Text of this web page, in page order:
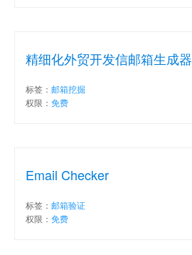
精细化外贸开发信邮箱生成器
标签： 邮箱挖掘
权限： 免费
Email Checker
标签： 邮箱验证
权限： 免费